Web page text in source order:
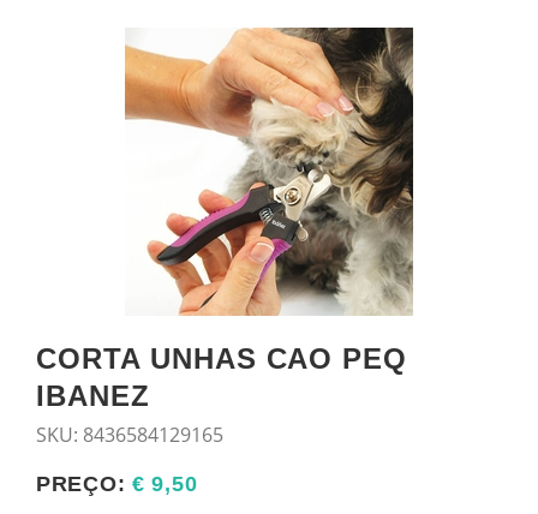
CORTA UNHAS CAO PEQ
IBANEZ
SKU: 8436584129165
PREÇO:€ 9,50